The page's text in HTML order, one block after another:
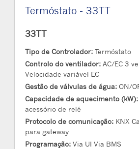
Termóstato - 33TT
33TT
Tipo de Controlador: Termóstato
Controlo do ventilador: AC/EC 3
Velocidade variável EC
Gestão de válvulas de água: ON/
Capacidade de aquecimento (kW):
acessório de relé
Protocolo de comunicação: KNX
para gateway
Programação: Via UI Via BMS